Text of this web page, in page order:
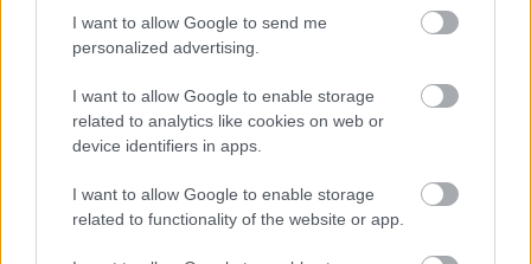
I want to allow Google to send me
personalized advertising.
I want to allow Google to enable storage
related to analytics like cookies on web or
device identifiers in apps.
I want to allow Google to enable storage
related to functionality of the website or app.
Szervét Tibor:Eleinte nehéz volt, hogy minden
próbán minden jelenetet állandóan készre akart
csinálni. Az ő munkareflexei azt diktálják, hogy egy
jelenet az adott pillanatban teljesen tökéletes és kész
legyen. Hosszú időbe telt, mire ráérzett arra, hogy itt
egyikén még nem tökéletesen röppen el egy színész
szájából, akkor még az nem feltétlenül jelenti azt,